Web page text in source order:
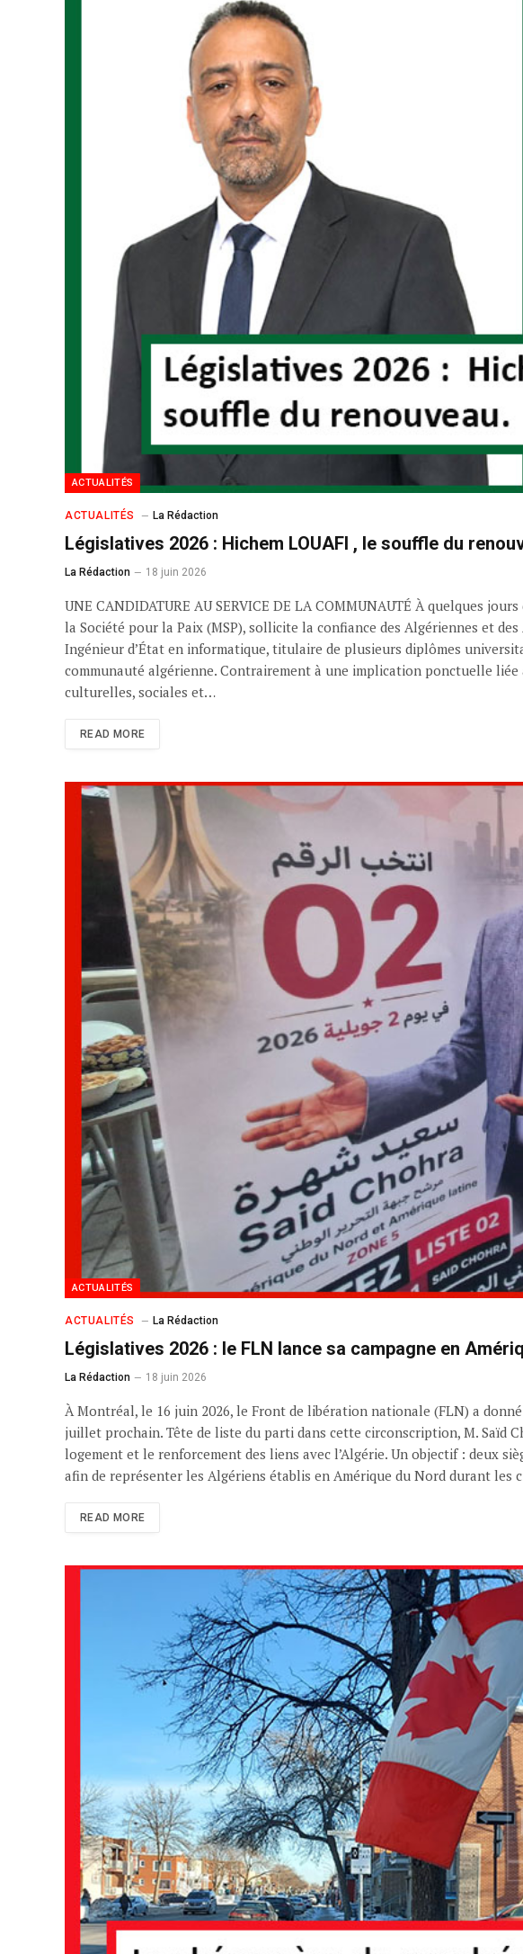
ACTUALITÉS
ACTUALITÉS La Rédaction
Législatives 2026 : Hichem LOUAFI , le souffle du
La Rédaction 18 juin 2026
UNE CANDIDATURE AU SERVICE DE LA COMMUNAUTÉ À quelques
la Société pour la Paix (MSP), sollicite la confiance des Algériennes et
Ingénieur d’État en informatique, titulaire de plusieurs diplômes
communauté algérienne. Contrairement à une implication ponctuelle
culturelles, sociales et…
READ MORE
ACTUALITÉS
ACTUALITÉS La Rédaction
Législatives 2026 : le FLN lance sa campagne en
La Rédaction 18 juin 2026
À Montréal, le 16 juin 2026, le Front de libération nationale (FLN) a
juillet prochain. Tête de liste du parti dans cette circonscription, M. Saïd
logement et le renforcement des liens avec l’Algérie. Un objectif : deux
afin de représenter les Algériens établis en Amérique du Nord durant les
READ MORE